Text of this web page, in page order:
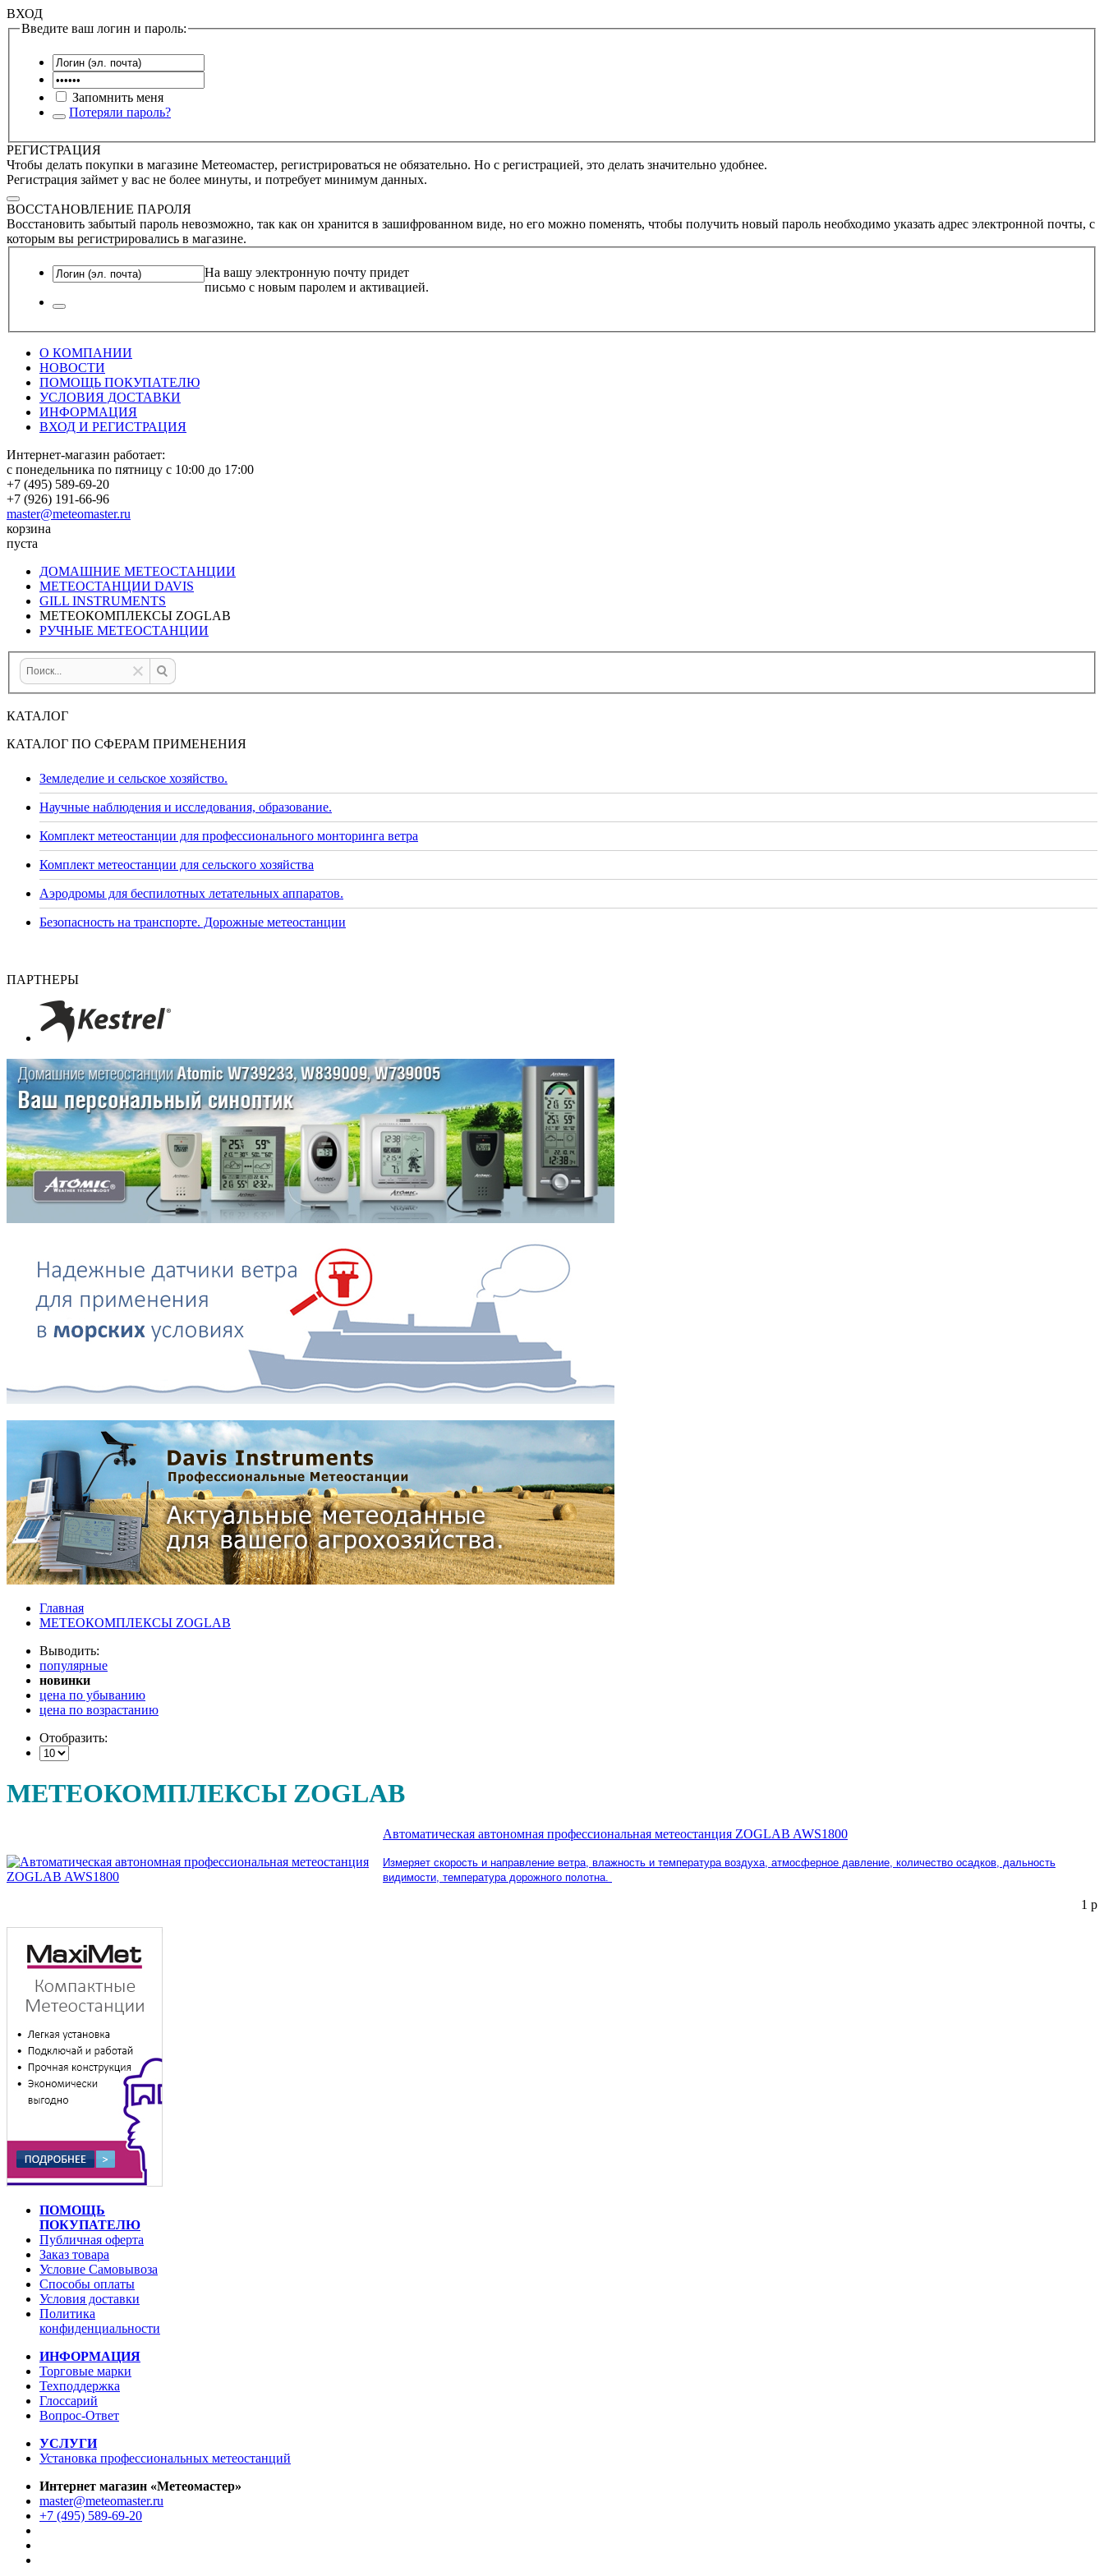
ВХОД
Введите ваш логин и пароль:
Запомнить меня
Потеряли пароль?
РЕГИСТРАЦИЯ
Чтобы делать покупки в магазине Метеомастер, регистрироваться не обязательно. Но с регистрацией, это делать значительно удобнее.
Регистрация займет у вас не более минуты, и потребует минимум данных.
ВОССТАНОВЛЕНИЕ ПАРОЛЯ
Восстановить забытый пароль невозможно, так как он хранится в зашифрованном виде, но его можно поменять, чтобы получить новый пароль необходимо указать адрес электронной почты, с
которым вы регистрировались в магазине.
На вашу электронную почту придет
письмо с новым паролем и активацией.
О КОМПАНИИ
НОВОСТИ
ПОМОЩЬ ПОКУПАТЕЛЮ
УСЛОВИЯ ДОСТАВКИ
ИНФОРМАЦИЯ
ВХОД И РЕГИСТРАЦИЯ
Интернет-магазин работает:
с понедельника по пятницу с 10:00 до 17:00
+7 (495) 589-69-20
+7 (926) 191-66-96
master@meteomaster.ru
корзина
пуста
ДОМАШНИЕ МЕТЕОСТАНЦИИ
МЕТЕОСТАНЦИИ DAVIS
GILL INSTRUMENTS
МЕТЕОКОМПЛЕКСЫ ZOGLAB
РУЧНЫЕ МЕТЕОСТАНЦИИ
КАТАЛОГ
КАТАЛОГ ПО СФЕРАМ ПРИМЕНЕНИЯ
Земледелие и сельское хозяйство.
Научные наблюдения и исследования, образование.
Комплект метеостанции для профессионального монторинга ветра
Комплект метеостанции для сельского хозяйства
Аэродромы для беспилотных летательных аппаратов.
Безопасность на транспорте. Дорожные метеостанции
ПАРТНЕРЫ
Главная
МЕТЕОКОМПЛЕКСЫ ZOGLAB
Выводить:
популярные
новинки
цена по убыванию
цена по возрастанию
Отобразить:
МЕТЕОКОМПЛЕКСЫ ZOGLAB
Автоматическая автономная профессиональная метеостанция ZOGLAB AWS1800
Измеряет скорость и направление ветра, влажность и температура воздуха, атмосферное давление, количество осадков, дальность
видимости, температура дорожного полотна.
1 р
ПОМОЩЬ
ПОКУПАТЕЛЮ
Публичная оферта
Заказ товара
Условие Самовывоза
Способы оплаты
Условия доставки
Политика
конфиденциальности
ИНФОРМАЦИЯ
Торговые марки
Техподдержка
Глоссарий
Вопрос-Ответ
УСЛУГИ
Установка профессиональных метеостанций
Интернет магазин «Метеомастер»
master@meteomaster.ru
+7 (495) 589-69-20